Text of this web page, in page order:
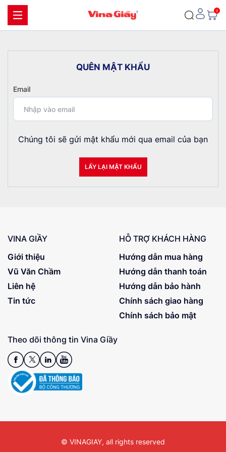
QUÊN MẬT KHẨU
Email
Chúng tôi sẽ gửi mật khẩu mới qua email của bạn
LẤY LẠI MẬT KHẨU
Theo dõi thông tin Vina Giầy
VINA GIẦY
Giới thiệu
Vũ Văn Chầm
Liên hệ
Tin tức
HỖ TRỢ KHÁCH HÀNG
Hướng dẫn mua hàng
Hướng dẫn thanh toán
Hướng dẫn bảo hành
Chính sách giao hàng
Chính sách bảo mật
© VINAGIAY, all rights reserved